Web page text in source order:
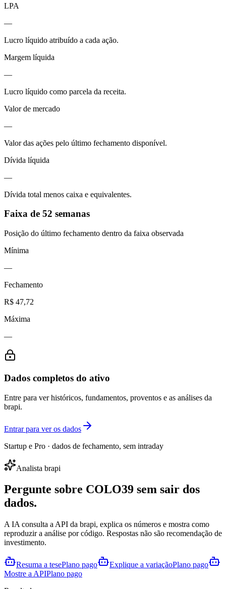
LPA
—
Lucro líquido atribuído a cada ação.
Margem líquida
—
Lucro líquido como parcela da receita.
Valor de mercado
—
Valor das ações pelo último fechamento disponível.
Dívida líquida
—
Dívida total menos caixa e equivalentes.
Faixa de 52 semanas
Posição do último fechamento dentro da faixa observada
Mínima
—
Fechamento
R$ 47,72
Máxima
—
Dados completos do ativo
Entre para ver históricos, fundamentos, proventos e as análises da
brapi.
Entrar para ver os dados
Startup e Pro · dados de fechamento, sem intraday
Analista brapi
Pergunte sobre COLO39 sem sair dos
dados.
A IA consulta a API da brapi, explica os números e mostra como
reproduzir a análise por código. Respostas não são recomendação de
investimento.
Resuma a tesePlano pago Explique a variaçãoPlano pago
Mostre a APIPlano pago